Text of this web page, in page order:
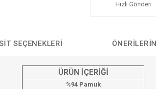
Hızlı Gönderi
SEÇENEKLERI
ÜRÜN İÇERİĞİ
%94 Pamuk